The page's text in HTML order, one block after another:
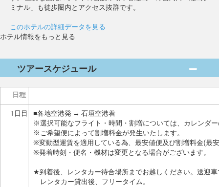
ミナル」も徒歩圏内とアクセス抜群です。
このホテルの詳細データを見る
ホテル情報をもっと見る
ツアースケジュール
日程
1日目
■各地空港発 → 石垣空港着
※選択可能なフライト・時間・割増については、カレンダ
※ご希望便によって割増料金が発生いたします。
※変動型運賃を適用している為、最安値便及び割増料金(最
※発着時刻・便名・機材は変更となる場合がございます。
★到着後、レンタカー待合場所までお越しください。送迎
レンタカー貸出後、フリータイム。